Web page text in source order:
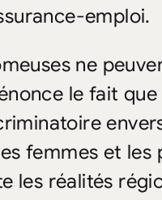
emploi.
ne
le fait
femmes et les
les réalités